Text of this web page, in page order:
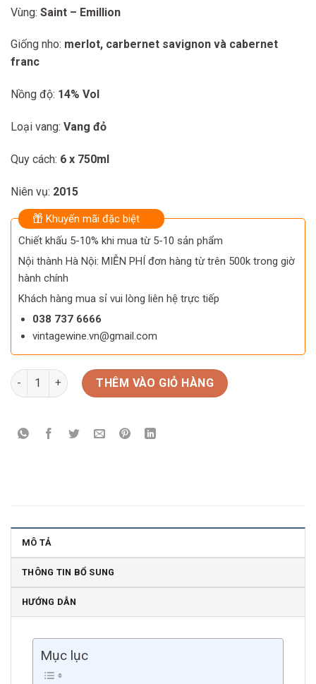
Vùng: Saint – Emillion
Giống nho: merlot, carbernet savignon và cabernet
franc
Nồng độ: 14% Vol
Loại vang: Vang đỏ
Quy cách: 6 x 750ml
Niên vụ: 2015
Khuyến mãi đặc biệt
Chiết khấu 5-10% khi mua từ 5-10 sản phẩm
Nội thành Hà Nội: MIỄN PHÍ đơn hàng từ trên 500k trong giờ
hành chính
Khách hàng mua sỉ vui lòng liên hệ trực tiếp
038 737 6666
vintagewine.vn@gmail.com
Rượu vang Chateau Mauvinon số lượng
THÊM VÀO GIỎ HÀNG
MÔ TẢ
THÔNG TIN BỔ SUNG
HƯỚNG DẪN
Mục lục